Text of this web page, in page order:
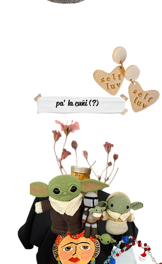
pa' la cuñi (?)